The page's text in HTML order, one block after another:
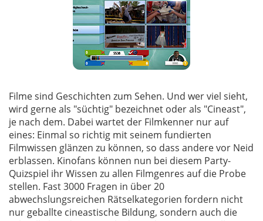
Filme sind Geschichten zum Sehen. Und wer viel sieht,
wird gerne als "süchtig" bezeichnet oder als "Cineast",
je nach dem. Dabei wartet der Filmkenner nur auf
eines: Einmal so richtig mit seinem fundierten
Filmwissen glänzen zu können, so dass andere vor Neid
erblassen. Kinofans können nun bei diesem Party-
Quizspiel ihr Wissen zu allen Filmgenres auf die Probe
stellen. Fast 3000 Fragen in über 20
abwechslungsreichen Rätselkategorien fordern nicht
nur geballte cineastische Bildung, sondern auch die